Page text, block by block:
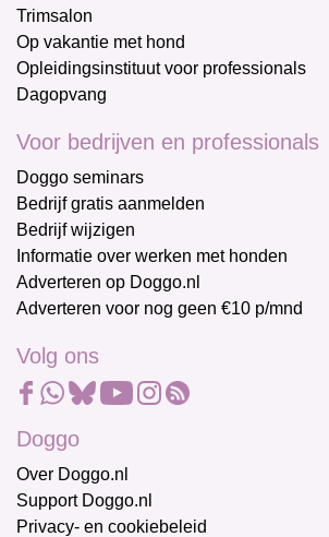
Trimsalon
Op vakantie met hond
Opleidingsinstituut voor professionals
Dagopvang
Voor bedrijven en professionals
Doggo seminars
Bedrijf gratis aanmelden
Bedrijf wijzigen
Informatie over werken met honden
Adverteren op Doggo.nl
Adverteren voor nog geen €10 p/mnd
Volg ons
Doggo
Over Doggo.nl
Support Doggo.nl
Privacy- en cookiebeleid